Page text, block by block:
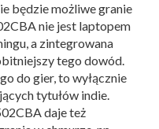
będzie możliwe granie
nie jest laptopem
a zintegrowana
tego dowód.
do gier, to wyłącznie
tytułów indie.
daje też